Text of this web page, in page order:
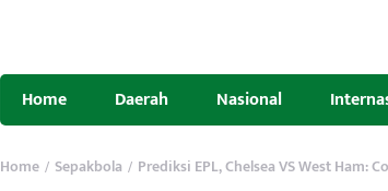
Home Daerah Nasional
Home / Sepakbola / Prediksi EPL, Chelsea VS West Ham: